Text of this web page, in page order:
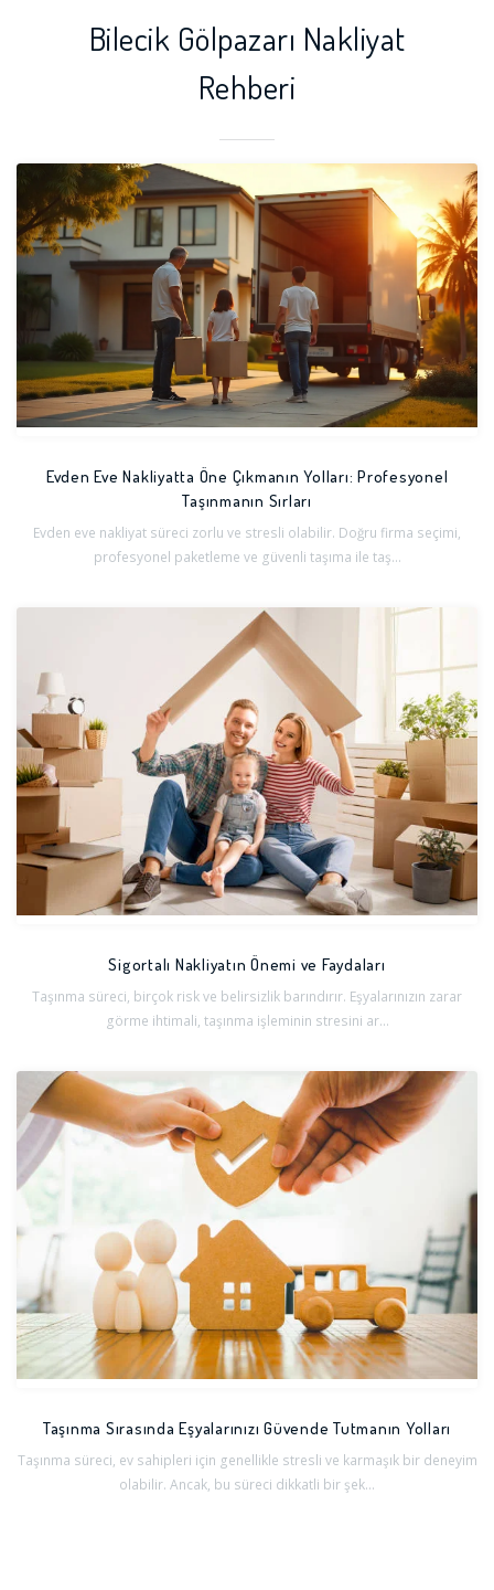
Bilecik Gölpazarı Nakliyat
Rehberi
Evden Eve Nakliyatta Öne Çıkmanın Yolları: Profesyonel
Taşınmanın Sırları
Evden eve nakliyat süreci zorlu ve stresli olabilir. Doğru firma seçimi,
profesyonel paketleme ve güvenli taşıma ile taş...
Sigortalı Nakliyatın Önemi ve Faydaları
Taşınma süreci, birçok risk ve belirsizlik barındırır. Eşyalarınızın zarar
görme ihtimali, taşınma işleminin stresini ar...
Taşınma Sırasında Eşyalarınızı Güvende Tutmanın Yolları
Taşınma süreci, ev sahipleri için genellikle stresli ve karmaşık bir deneyim
olabilir. Ancak, bu süreci dikkatli bir şek...